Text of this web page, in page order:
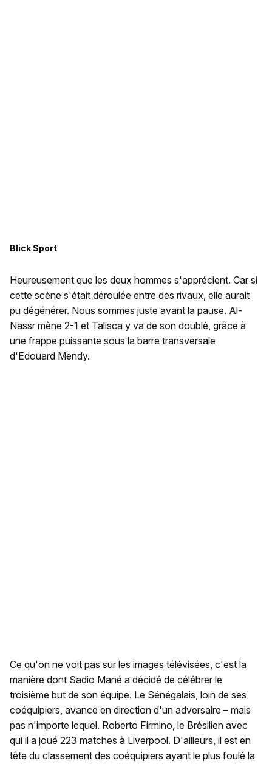
Blick Sport
Heureusement que les deux hommes s'apprécient. Car si
cette scène s'était déroulée entre des rivaux, elle aurait
pu dégénérer. Nous sommes juste avant la pause. Al-
Nassr mène 2-1 et Talisca y va de son doublé, grâce à
une frappe puissante sous la barre transversale
d'Edouard Mendy.
Ce qu'on ne voit pas sur les images télévisées, c'est la
manière dont Sadio Mané a décidé de célébrer le
troisième but de son équipe. Le Sénégalais, loin de ses
coéquipiers, avance en direction d'un adversaire – mais
pas n'importe lequel. Roberto Firmino, le Brésilien avec
qui il a joué 223 matches à Liverpool. D'ailleurs, il est en
tête du classement des coéquipiers ayant le plus foulé la